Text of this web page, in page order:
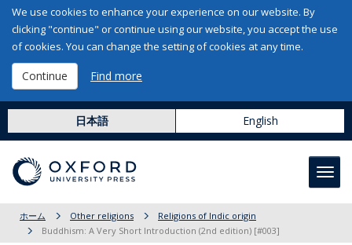
We use cookies to enhance your experience on our website. By
clicking "continue" or continue using our website, you accept the use
of cookies. You can change the setting of cookies at any time.
Continue Find more
日本語 English
ホーム Other religions
Religions of Indic origin
Buddhism: A Very Short Introduction (2nd edition) [#003]